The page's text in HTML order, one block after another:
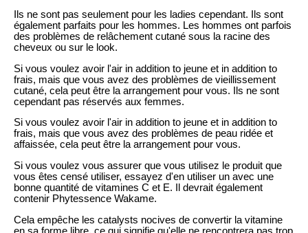
Ils ne sont pas seulement pour les ladies cependant. Ils sont
également parfaits pour les hommes. Les hommes ont parfois
des problèmes de relâchement cutané sous la racine des
cheveux ou sur le look.
Si vous voulez avoir l'air in addition to jeune et in addition to
frais, mais que vous avez des problèmes de vieillissement
cutané, cela peut être la arrangement pour vous. Ils ne sont
cependant pas réservés aux femmes.
Si vous voulez avoir l'air in addition to jeune et in addition to
frais, mais que vous avez des problèmes de peau ridée et
affaissée, cela peut être la arrangement pour vous.
Si vous voulez vous assurer que vous utilisez le produit que
vous êtes censé utiliser, essayez d'en utiliser un avec une
bonne quantité de vitamines C et E. Il devrait également
contenir Phytessence Wakame.
Cela empêche les catalysts nocives de convertir la vitamine
en sa forme libre, ce qui signifie qu'elle ne rencontrera pas trop